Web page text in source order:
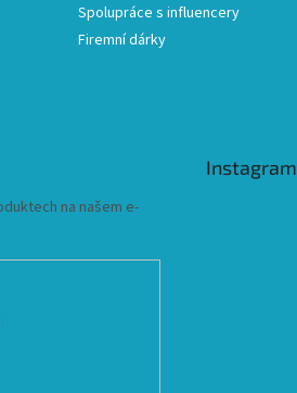
Spolupráce s influencery
Firemní dárky
na našem e-
Instagram